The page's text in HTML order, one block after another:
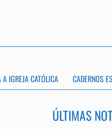
A IGREJA CATÓLICA CADERNOS
ÚLTIMAS